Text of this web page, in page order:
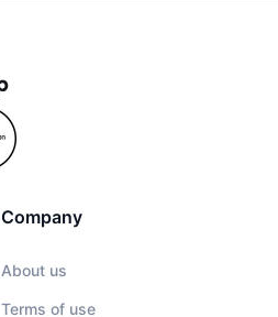
Company
About us
Terms of use